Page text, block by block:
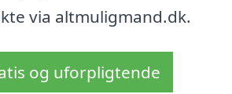
via altmuligmand.dk.
og uforpligtende